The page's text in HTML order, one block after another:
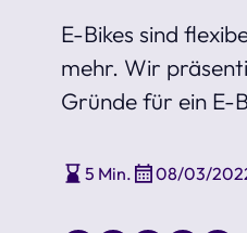
E-Bikes sind
mehr. Wir
Gründe für ein E-
5 Min. 08/03/